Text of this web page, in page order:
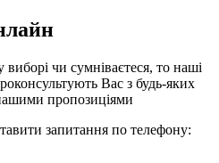
чи сумніваєтеся, то наші
Вас з будь-яких
пропозиціями
запитання по телефону: